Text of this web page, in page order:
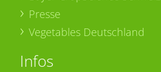
Presse
Vegetables Deutschland
Infos